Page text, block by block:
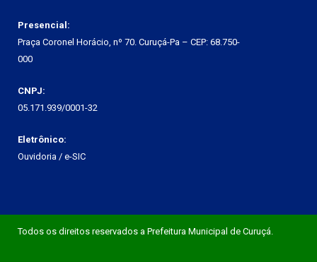
Presencial:
Praça Coronel Horácio, nº 70. Curuçá-Pa – CEP: 68.750-
000
CNPJ:
05.171.939/0001-32
Eletrônico:
Ouvidoria / e-SIC
Todos os direitos reservados a Prefeitura Municipal de Curuçá.